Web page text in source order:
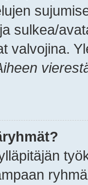
sulkea/
valvojina.